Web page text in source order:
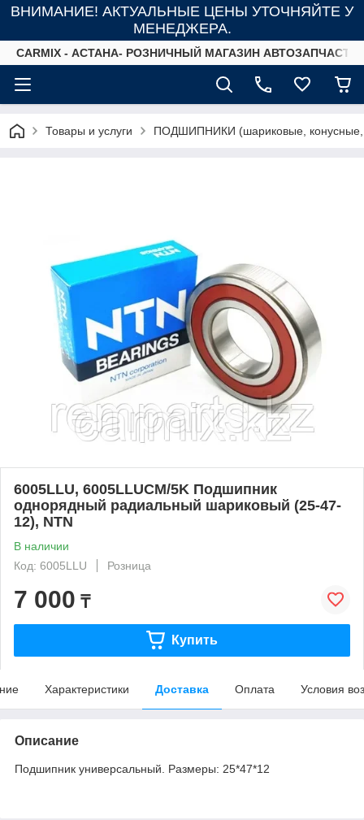
ВНИМАНИЕ! АКТУАЛЬНЫЕ ЦЕНЫ УТОЧНЯЙТЕ У
МЕНЕДЖЕРА.
СARMIX - АСТАНА- РОЗНИЧНЫЙ МАГАЗИН
Товары и услуги ПОДШИПНИКИ (шариковые, конусные,
6005LLU, 6005LLUCM/5K Подшипник
однорядный радиальный шариковый (25-47-
12), NTN
В наличии
Код: 6005LLU
Розница
7 000 ₸
Купить
Характеристики Доставка Оплата Условия
Описание
Подшипник универсальный. Размеры: 25*47*12